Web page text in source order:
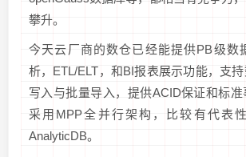
攀升。
今天云厂商的数仓已经能提供PB级数
析，ETL/ELT，和BI报表展示功能，支
写入与批量导入，提供ACID保证和标准
采用MPP全并行架构，比较有代表
AnalyticDB。